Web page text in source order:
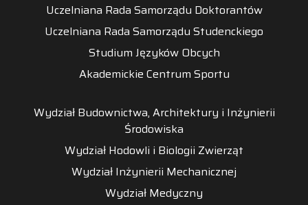
Uczelniana Rada Samorządu Doktorantów
Uczelniana Rada Samorządu Studenckiego
Studium Języków Obcych
Akademickie Centrum Sportu
Wydział Budownictwa, Architektury i Inżynierii
Środowiska
Wydział Hodowli i Biologii Zwierząt
Wydział Inżynierii Mechanicznej
Wydział Medyczny